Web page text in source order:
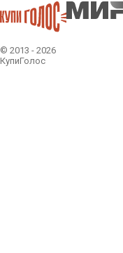
© 2013 - 2026
КупиГолос